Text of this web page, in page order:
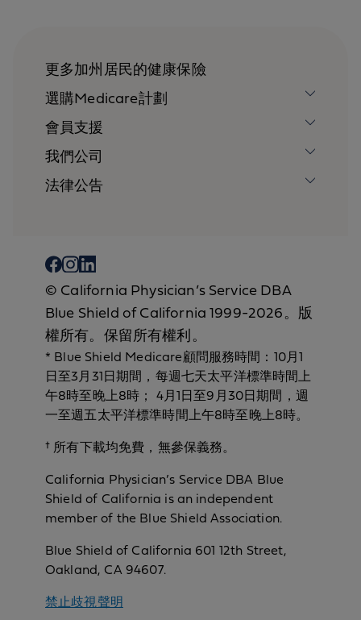
更多加州居民的健康保險
選購Medicare計劃
會員支援
我們公司
法律公告
© California Physician’s Service DBA
Blue Shield of California 1999-2026。版
權所有。保留所有權利。
* Blue Shield Medicare顧問服務時間：10月1
日至3月31日期間，每週七天太平洋標準時間上
午8時至晚上8時； 4月1日至9月30日期間，週
一至週五太平洋標準時間上午8時至晚上8時。
† 所有下載均免費，無參保義務。
California Physician’s Service DBA Blue
Shield of California is an independent
member of the Blue Shield Association.
Blue Shield of California 601 12th Street,
Oakland, CA 94607.
禁止歧視聲明